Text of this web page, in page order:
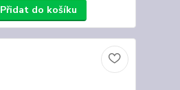
Přidat do košíku